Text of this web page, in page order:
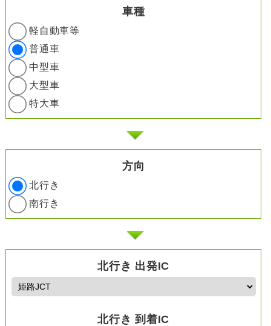
車種
軽自動車等
普通車
中型車
大型車
特大車
方向
北行き
南行き
北行き 出発IC
北行き 到着IC